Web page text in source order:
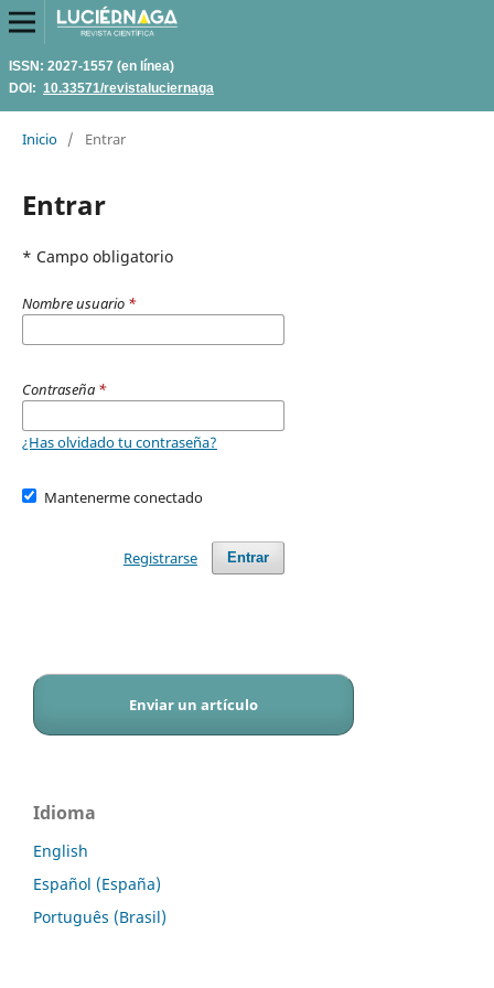
ISSN: 2027-1557 (en línea)
DOI: 10.33571/revistaluciernaga
Inicio / Entrar
Entrar
* Campo obligatorio
Nombre usuario *
Contraseña *
¿Has olvidado tu contraseña?
Mantenerme conectado
Entrar
Registrarse
Enviar un artículo
Idioma
English
Español (España)
Português (Brasil)